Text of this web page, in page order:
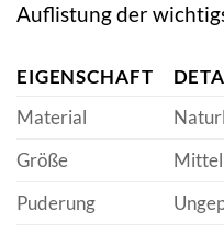
Auflistung der
EIGENSCHAFT
Material
Größe
Puderung